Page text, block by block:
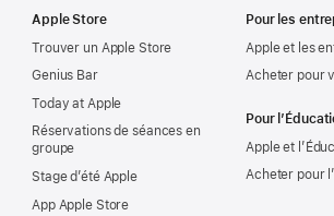
Apple Store
Trouver un Apple Store
Genius Bar
Today at Apple
Réservations de séances en
groupe
Stage d’été Apple
App Apple Store
Pour les
Apple et les
Acheter pour
Pour
Apple et
Acheter pour